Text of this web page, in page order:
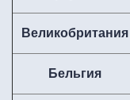
Великобритания
Бельгия